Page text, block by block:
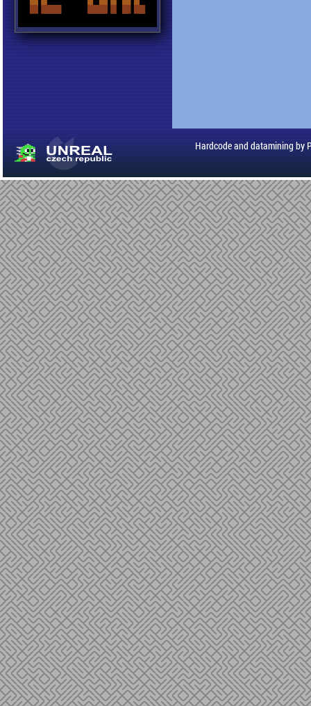
Hardcode and datamining by